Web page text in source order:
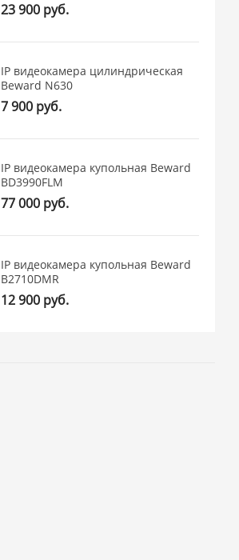
23 900 руб.
IP видеокамера цилиндрическая
Beward N630
7 900 руб.
IP видеокамера купольная Beward
BD3990FLM
77 000 руб.
IP видеокамера купольная Beward
B2710DMR
12 900 руб.